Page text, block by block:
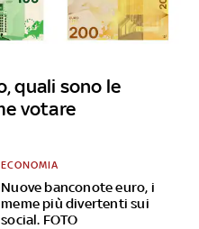
quali sono le
votare
Nuove banconote euro, i
meme più divertenti sui
social. FOTO
ECONOMIA